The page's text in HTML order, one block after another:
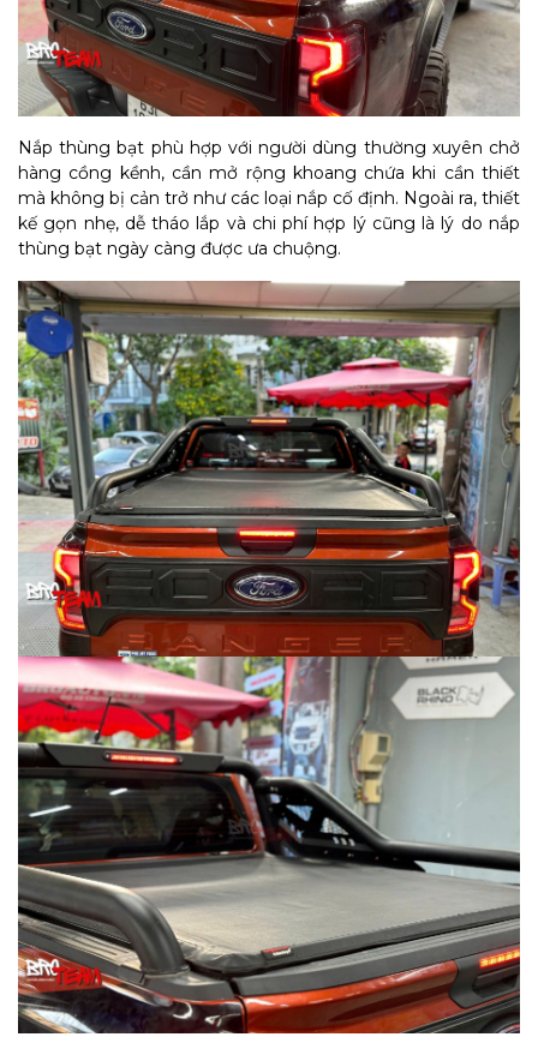
Nắp thùng bạt phù hợp với người dùng thường xuyên chở
hàng cồng kềnh, cần mở rộng khoang chứa khi cần thiết
mà không bị cản trở như các loại nắp cố định. Ngoài ra, thiết
kế gọn nhẹ, dễ tháo lắp và chi phí hợp lý cũng là lý do nắp
thùng bạt ngày càng được ưa chuộng.